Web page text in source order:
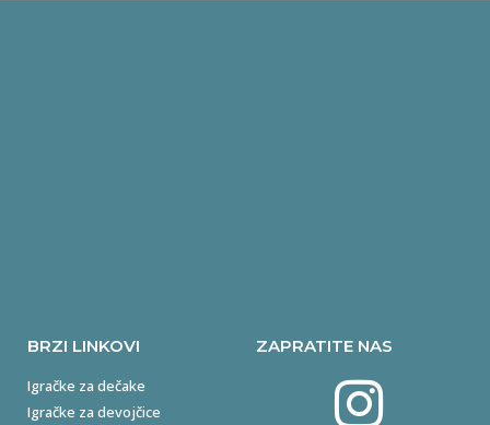
BRZI LINKOVI
Igračke za dečake
Igračke za devojčice
ZAPRATITE NAS